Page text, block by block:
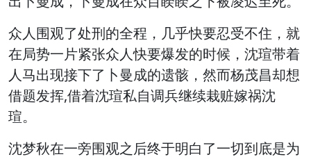
众人围观了处刑的全程，几乎快要忍受不住，就
在局势一片紧张众人快要爆发的时候，沈瑄带着
人马出现接下了卜曼成的遗骸，然而杨茂昌却想
借题发挥,借着沈瑄私自调兵继续栽赃嫁祸沈
瑄。
沈梦秋在一旁围观之后终于明白了一切到底是为